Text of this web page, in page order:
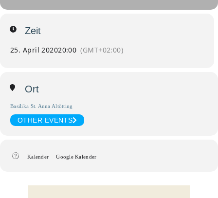
Zeit
25. April 202020:00 (GMT+02:00)
Ort
Basilika St. Anna Altötting
OTHER EVENTS
Kalender Google Kalender